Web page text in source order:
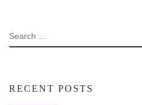
SEARCH
RECENT POSTS